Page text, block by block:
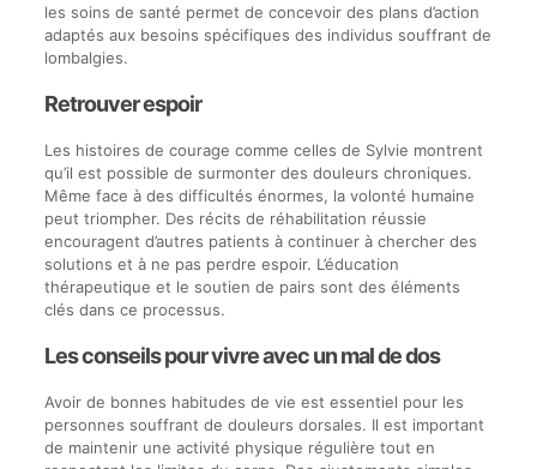
les soins de santé permet de concevoir des plans d’action
adaptés aux besoins spécifiques des individus souffrant de
lombalgies.
Retrouver espoir
Les histoires de courage comme celles de Sylvie montrent
qu’il est possible de surmonter des douleurs chroniques.
Même face à des difficultés énormes, la volonté humaine
peut triompher. Des récits de réhabilitation réussie
encouragent d’autres patients à continuer à chercher des
solutions et à ne pas perdre espoir. L’éducation
thérapeutique et le soutien de pairs sont des éléments
clés dans ce processus.
Les conseils pour vivre avec un mal de dos
Avoir de bonnes habitudes de vie est essentiel pour les
personnes souffrant de douleurs dorsales. Il est important
de maintenir une activité physique régulière tout en